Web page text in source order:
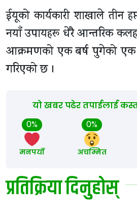
ईयूको कार्यकारी शाखाले तीन
नयाँ उपायहरू धेरै आन्तरिक
आक्रमणको एक बर्ष पुगेको एक
गरिएको छ ।
यो खबर पढेर तपाईलाई
0%
मनपर्यो
0%
अचम्मित
प्रतिक्रिया दिनुहोस्